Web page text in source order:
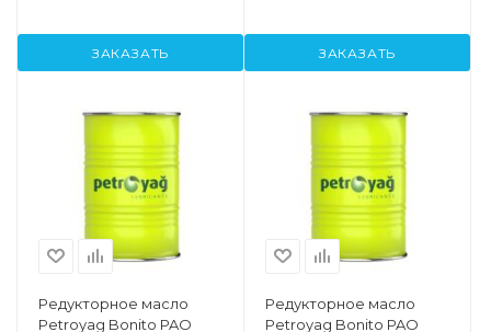
ЗАКАЗАТЬ ЗАКАЗАТЬ
Редукторное масло
Petroyag Bonito PAO
Редукторное масло
Petroyag Bonito PAO